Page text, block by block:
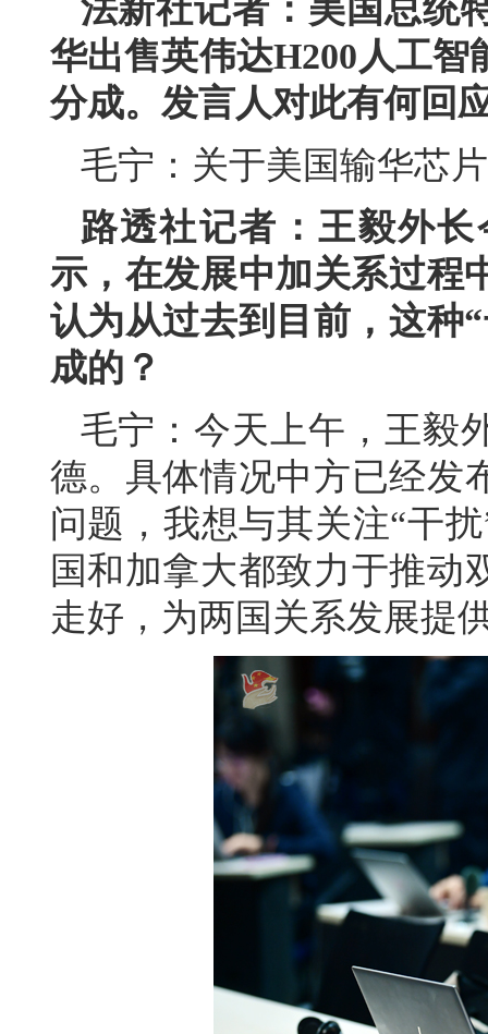
法新社记者：美国总统
华出售英伟达H200人工
分成。发言人对此有何回
毛宁：关于美国输华芯
路透社记者：王毅外
示，在发展中加关系过程
认为从过去到目前，这种
成的？
毛宁：今天上午，王毅
德。具体情况中方已经发
问题，我想与其关注“干
国和加拿大都致力于推动
走好，为两国关系发展提